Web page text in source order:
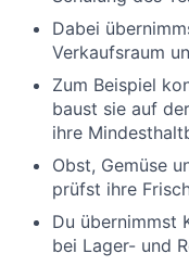
Dabei
Verkaufsraum
Zum Beispiel
baust sie auf
ihre
Obst, Gemüse
prüfst ihre
Du übernimmst
bei Lager- und